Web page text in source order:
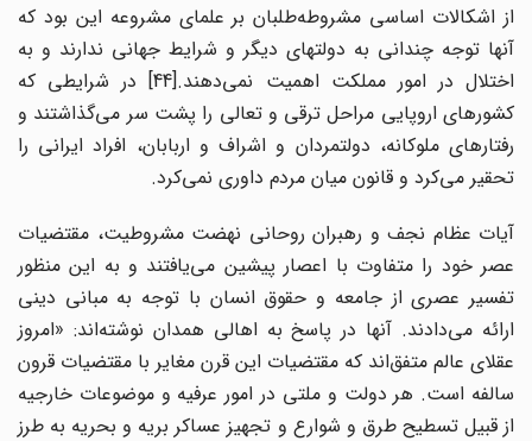
از اشکالات اساسی مشروطه‌طلبان بر علمای مشروعه این بود که
آنها توجه چندانی به دولتهای دیگر و شرایط جهانی ندارند و به
اختلال در امور مملکت اهمیت نمی‌دهند.[44] در شرایطی که
کشورهای اروپایی مراحل ترقی و تعالی را پشت سر می‌گذاشتند و
رفتارهای ملوکانه، دولتمردان و اشراف و اربابان، افراد ایرانی را
تحقیر می‌کرد و قانون میان مردم داوری نمی‌کرد.
آیات عظام نجف و رهبران روحانی نهضت مشروطیت، مقتضیات
عصر خود را متفاوت با اعصار پیشین می‌یافتند و به این منظور
تفسیر عصری از جامعه و حقوق انسان با توجه به مبانی دینی
ارائه می‌دادند. آنها در پاسخ به اهالی همدان نوشته‌اند: «امروز
عقلای عالم متفق‌اند که مقتضیات این قرن مغایر با مقتضیات قرون
سالفه است. هر دولت و ملتی در امور عرفیه و موضوعات خارجیه
از قبیل تسطیح طرق و شوارع و تجهیز عساکر بریه و بحریه به طرز